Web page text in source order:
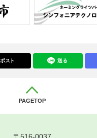
ポスト 送る
PAGETOP